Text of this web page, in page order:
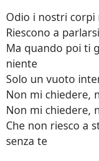
Odio i nostri
Riescono a
Ma quando poi ti
niente
Solo un vuoto
Non mi chiedere,
Non mi chiedere,
Che non riesco a
senza te